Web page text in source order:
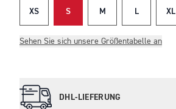
XS S M L XL
Sehen Sie sich unsere Größentabelle an
DHL-LIEFERUNG